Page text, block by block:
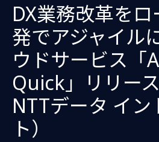
DX業務改革を
発でアジャイル
ウドサービス「
Quick」リリー
NTTデータ イン
ト）